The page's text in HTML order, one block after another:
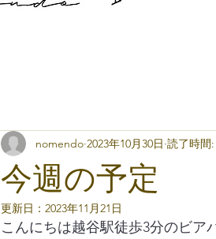
今週の予定
nomendo 2023年10月30日 読了時間
更新日： 2023年11月21日
こんにちは越谷駅徒歩3分のビア